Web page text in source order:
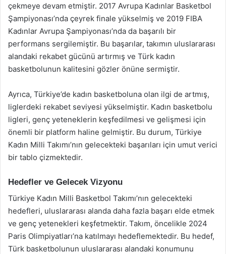
çekmeye devam etmiştir. 2017 Avrupa Kadınlar Basketbol
Şampiyonası’nda çeyrek finale yükselmiş ve 2019 FIBA
Kadınlar Avrupa Şampiyonası’nda da başarılı bir
performans sergilemiştir. Bu başarılar, takımın uluslararası
alandaki rekabet gücünü artırmış ve Türk kadın
basketbolunun kalitesini gözler önüne sermiştir.
Ayrıca, Türkiye’de kadın basketboluna olan ilgi de artmış,
liglerdeki rekabet seviyesi yükselmiştir. Kadın basketbolu
ligleri, genç yeteneklerin keşfedilmesi ve gelişmesi için
önemli bir platform haline gelmiştir. Bu durum, Türkiye
Kadın Milli Takımı’nın gelecekteki başarıları için umut verici
bir tablo çizmektedir.
Hedefler ve Gelecek Vizyonu
Türkiye Kadın Milli Basketbol Takımı’nın gelecekteki
hedefleri, uluslararası alanda daha fazla başarı elde etmek
ve genç yetenekleri keşfetmektir. Takım, öncelikle 2024
Paris Olimpiyatları’na katılmayı hedeflemektedir. Bu hedef,
Türk basketbolunun uluslararası alandaki konumunu